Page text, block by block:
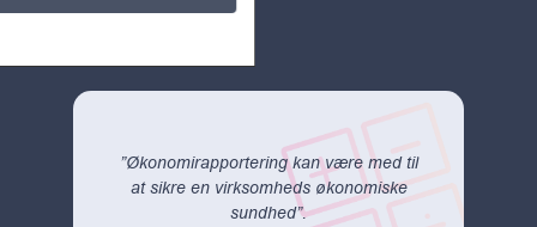
”Økonomirapportering kan være med til
at sikre en virksomheds økonomiske
sundhed”.